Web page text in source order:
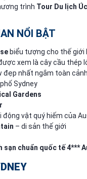
trình Tour Du lịch
NỔI BẬT
biểu tượng cho thế giới
xem là cây cầu thép
đẹp nhất ngắm toàn
Sydney
Gardens
động vật quý hiếm của
– di sản thế giới
sạn chuẩn quốc tế 4***